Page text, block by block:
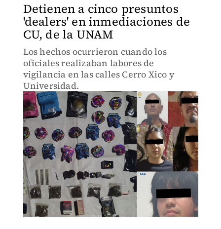
Detienen a cinco presuntos
'dealers' en inmediaciones de
CU, de la UNAM
Los hechos ocurrieron cuando los
oficiales realizaban labores de
vigilancia en las calles Cerro Xico y
Universidad.